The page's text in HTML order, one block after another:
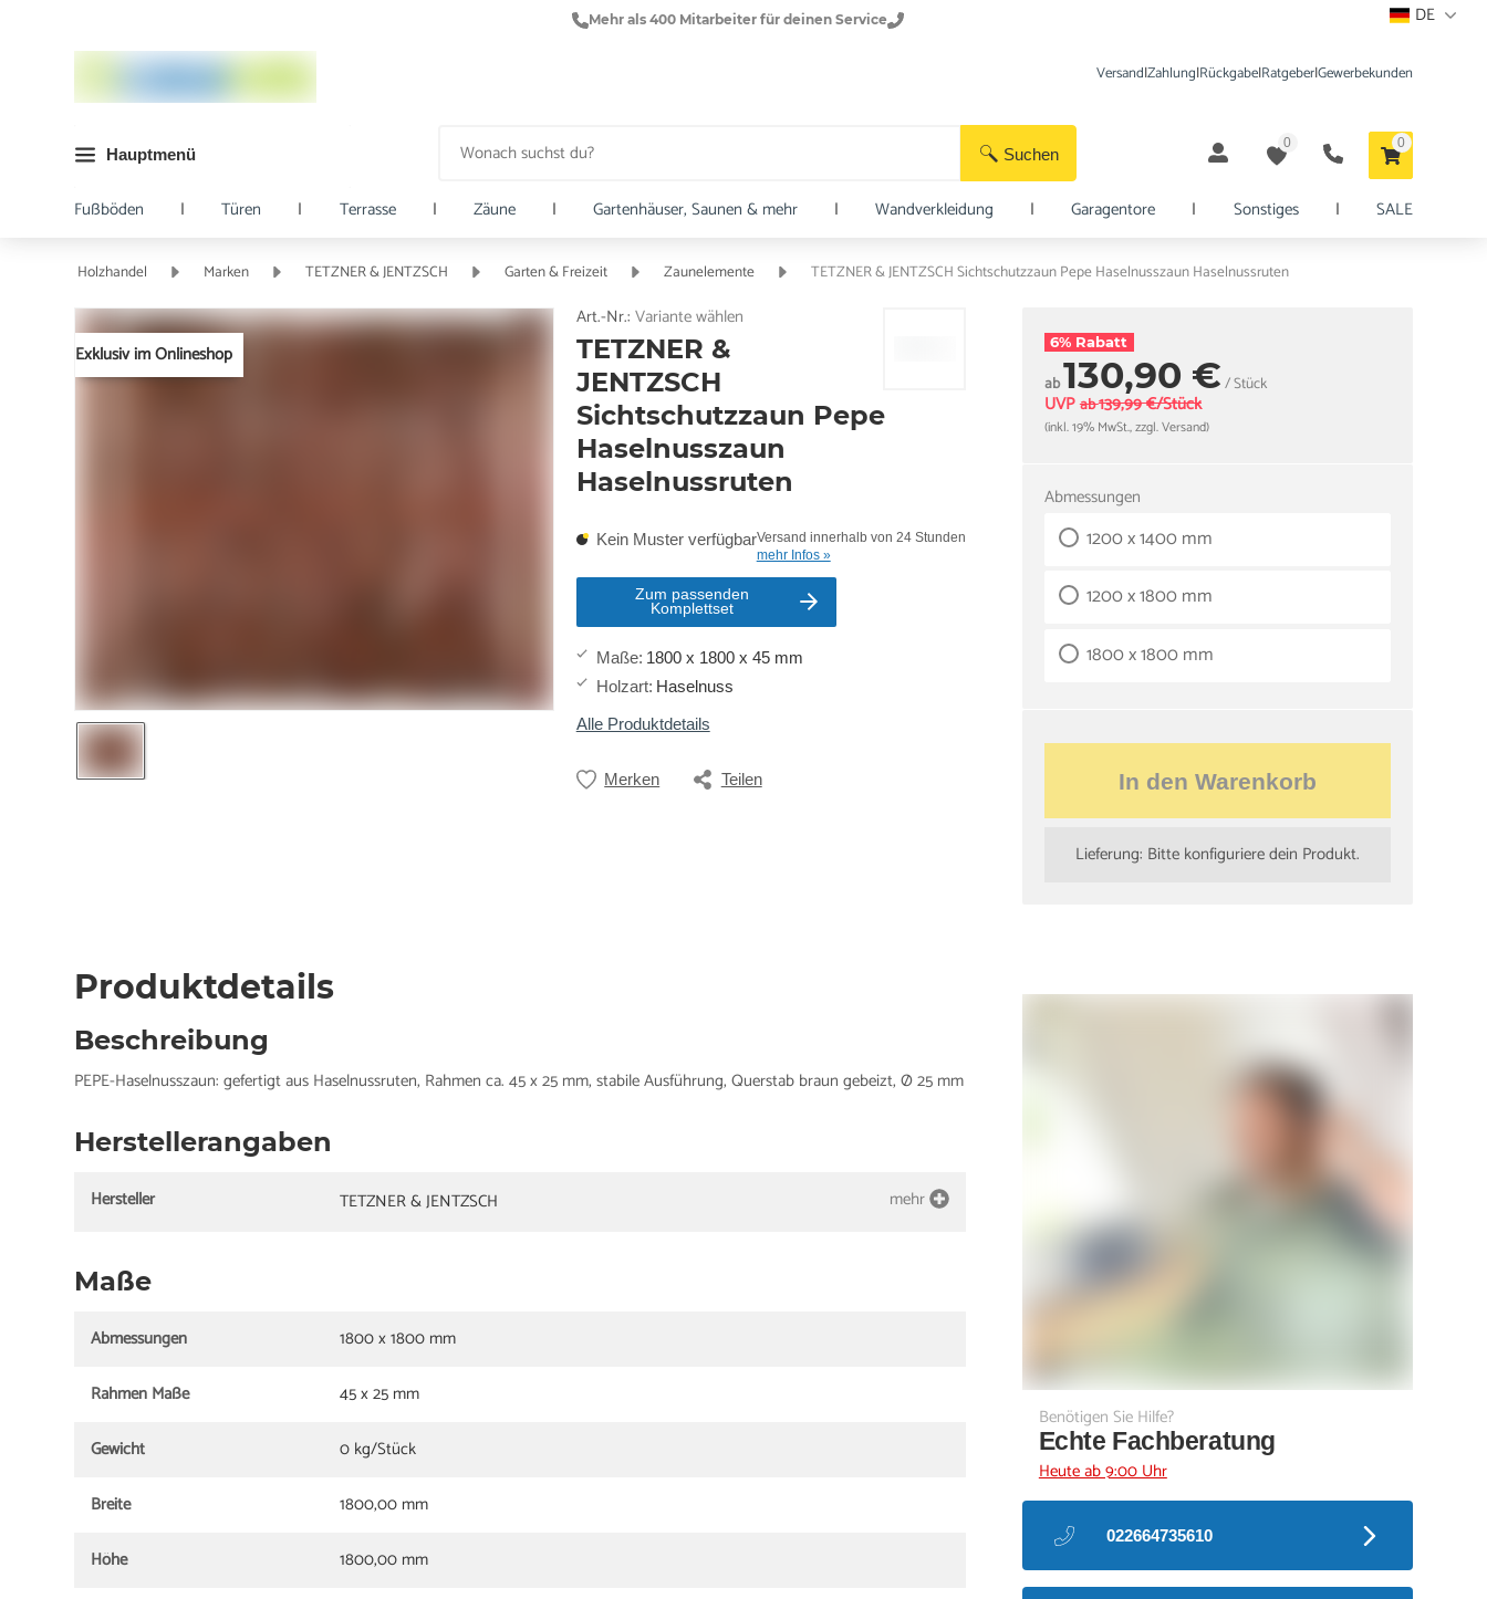
Mehr als 400 Mitarbeiter für deinen Service DE
Suchen
Versand|Zahlung|Rückgabe|Ratgeber|Gewerbekunden
Hauptmenü
0 0
Fußböden | Türen | Terrasse | Zäune | Gartenhäuser, Saunen & mehr | Wandverkleidung | Garagentore | Sonstiges | SALE
Holzhandel Marken TETZNER & JENTZSCH Garten & Freizeit Zaunelemente TETZNER & JENTZSCH Sichtschutzzaun Pepe Haselnusszaun Haselnussruten
Exklusiv im Onlineshop
Art.-Nr.: Variante wählen
TETZNER &
JENTZSCH
Sichtschutzzaun Pepe
Haselnusszaun
Haselnussruten
Kein Muster verfügbarVersand innerhalb von 24 Stunden
mehr Infos »
Zum passenden
Komplettset
Maße: 1800 x 1800 x 45 mm
Holzart: Haselnuss
Alle Produktdetails
Merken Teilen
6% Rabatt
ab130,90 €/ Stück
UVP ab139,99 €/Stück
(inkl. 19% MwSt., zzgl. Versand)
Abmessungen
1200 x 1400 mm
1200 x 1800 mm
1800 x 1800 mm
In den Warenkorb
Lieferung: Bitte konfiguriere dein Produkt.
Produktdetails
Beschreibung
PEPE-Haselnusszaun: gefertigt aus Haselnussruten, Rahmen ca. 45 x 25 mm, stabile Ausführung, Querstab braun gebeizt, Ø 25 mm
Herstellerangaben
Hersteller TETZNER & JENTZSCH mehr
Maße
Abmessungen
1800 x 1800 mm
Rahmen Maße
45 x 25 mm
Gewicht
0 kg/Stück
Breite
1800,00 mm
Höhe
1800,00 mm
Benötigen Sie Hilfe?
Echte Fachberatung
Heute ab 9:00 Uhr
022664735610